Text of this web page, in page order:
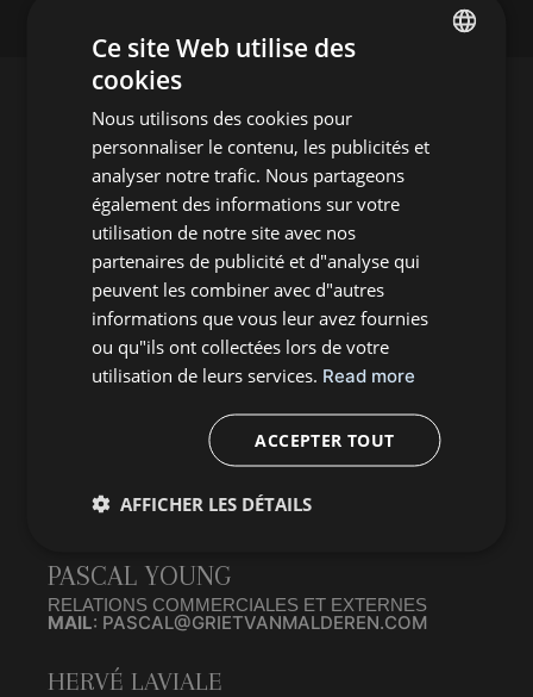
Abonnement à la newsletters
INFO@GRIETVANMALDEREN.COM
TÉLÉCHARGER LE CV
PASCAL YOUNG
RELATIONS COMMERCIALES ET EXTERNES
MAIL: PASCAL@GRIETVANMALDEREN.COM
HERVÉ LAVIALE
Ce site Web utilise des
cookies
Nous utilisons des cookies pour
personnaliser le contenu, les publicités et
analyser notre trafic. Nous partageons
également des informations sur votre
utilisation de notre site avec nos
partenaires de publicité et d"analyse qui
peuvent les combiner avec d"autres
informations que vous leur avez fournies
ou qu"ils ont collectées lors de votre
utilisation de leurs services. Read more
ACCEPTER TOUT
AFFICHER LES DÉTAILS